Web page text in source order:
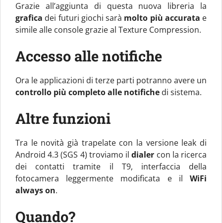
Grazie all’aggiunta di questa nuova libreria la
grafica dei futuri giochi sarà molto più accurata e
simile alle console grazie al Texture Compression.
Accesso alle notifiche
Ora le applicazioni di terze parti potranno avere un
controllo più completo alle notifiche di sistema.
Altre funzioni
Tra le novità già trapelate con la versione leak di
Android 4.3 (SGS 4) troviamo ildialer con la ricerca
dei contatti tramite il T9, interfaccia della
fotocamera leggermente modificata e il WiFi
always on.
Quando?